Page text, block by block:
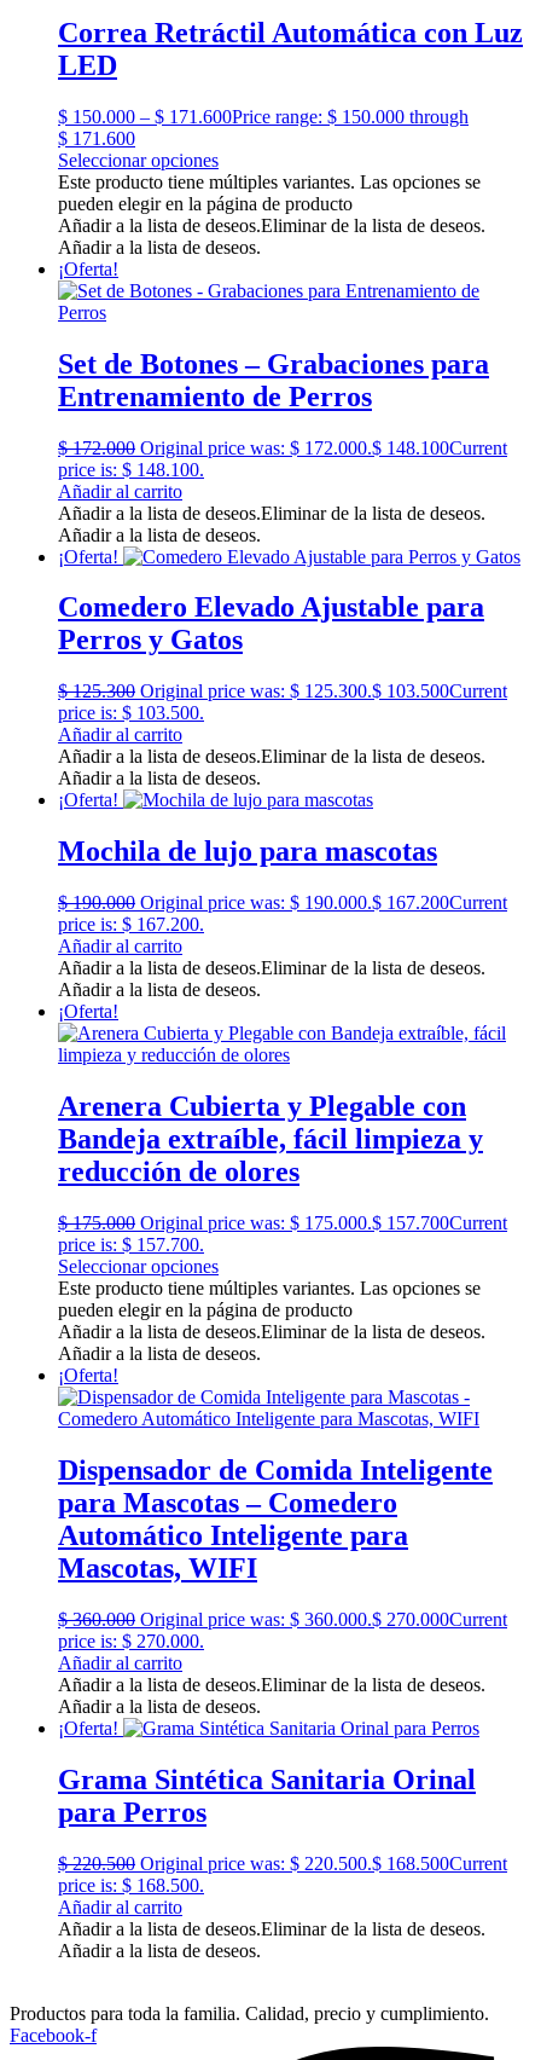
Correa Retráctil Automática con Luz
LED
$ 150.000 – $ 171.600Price range: $ 150.000 through
$ 171.600
Seleccionar opciones
Este producto tiene múltiples variantes. Las opciones se
pueden elegir en la página de producto
Añadir a la lista de deseos.Eliminar de la lista de deseos.
Añadir a la lista de deseos.
¡Oferta!
Set de Botones – Grabaciones para
Entrenamiento de Perros
$172.000 Original price was: $ 172.000.$ 148.100Current
price is: $ 148.100.
Añadir al carrito
Añadir a la lista de deseos.Eliminar de la lista de deseos.
Añadir a la lista de deseos.
¡Oferta!
Comedero Elevado Ajustable para
Perros y Gatos
$125.300 Original price was: $ 125.300.$ 103.500Current
price is: $ 103.500.
Añadir al carrito
Añadir a la lista de deseos.Eliminar de la lista de deseos.
Añadir a la lista de deseos.
¡Oferta!
Mochila de lujo para mascotas
$190.000 Original price was: $ 190.000.$ 167.200Current
price is: $ 167.200.
Añadir al carrito
Añadir a la lista de deseos.Eliminar de la lista de deseos.
Añadir a la lista de deseos.
¡Oferta!
Arenera Cubierta y Plegable con
Bandeja extraíble, fácil limpieza y
reducción de olores
$175.000 Original price was: $ 175.000.$ 157.700Current
price is: $ 157.700.
Seleccionar opciones
Este producto tiene múltiples variantes. Las opciones se
pueden elegir en la página de producto
Añadir a la lista de deseos.Eliminar de la lista de deseos.
Añadir a la lista de deseos.
¡Oferta!
Dispensador de Comida Inteligente
para Mascotas – Comedero
Automático Inteligente para
Mascotas, WIFI
$360.000 Original price was: $ 360.000.$ 270.000Current
price is: $ 270.000.
Añadir al carrito
Añadir a la lista de deseos.Eliminar de la lista de deseos.
Añadir a la lista de deseos.
¡Oferta!
Grama Sintética Sanitaria Orinal
para Perros
$220.500 Original price was: $ 220.500.$ 168.500Current
price is: $ 168.500.
Añadir al carrito
Añadir a la lista de deseos.Eliminar de la lista de deseos.
Añadir a la lista de deseos.
Productos para toda la familia. Calidad, precio y cumplimiento.
Facebook-f